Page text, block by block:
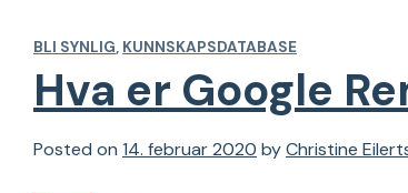
BLI SYNLIG, KUNNSKAPSDATABASE
Hva er Google
Posted on 14. februar 2020 byChristine